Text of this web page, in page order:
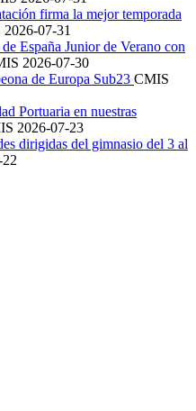
firma la mejor temporada
2026-07-31
España Junior de Verano con
2026-07-30
de Europa Sub23 CMIS
Portuaria en nuestras
2026-07-23
dirigidas del gimnasio del 3 al